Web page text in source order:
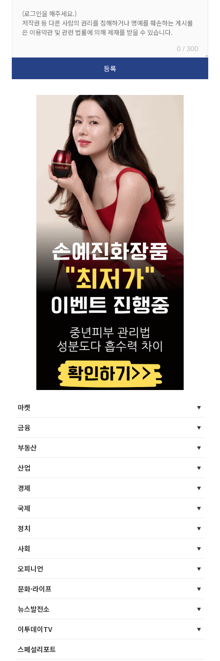
0 / 300
마켓
금융
부동산
산업
경제
국제
정치
사회
오피니언
문화·라이프
뉴스발전소
이투데이TV
스페셜리포트